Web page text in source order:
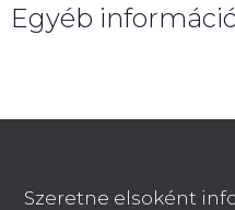
Egyéb
Szeretne elsoként